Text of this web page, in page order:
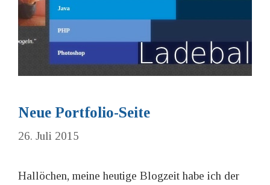
Neue Portfolio-Seite
26. Juli 2015
Hallöchen, meine heutige Blogzeit habe ich der